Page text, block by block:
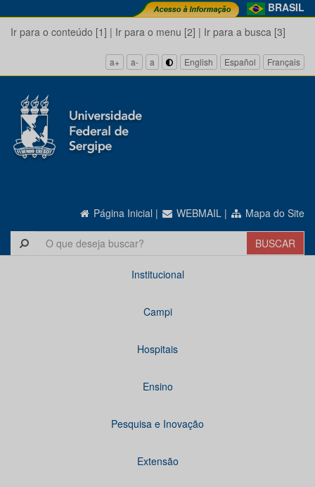
BRASIL
Ir para o conteúdo [1] | Ir para o menu [2] | Ir para a busca [3]
a+ a- a English Español Français
Página Inicial | WEBMAIL | Mapa do Site
Institucional
Campi
Hospitais
Ensino
Pesquisa e Inovação
Extensão